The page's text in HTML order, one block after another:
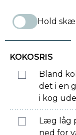
Hold
KOKOSRIS
Bland
det i en
i kog
Læg låg
ned for